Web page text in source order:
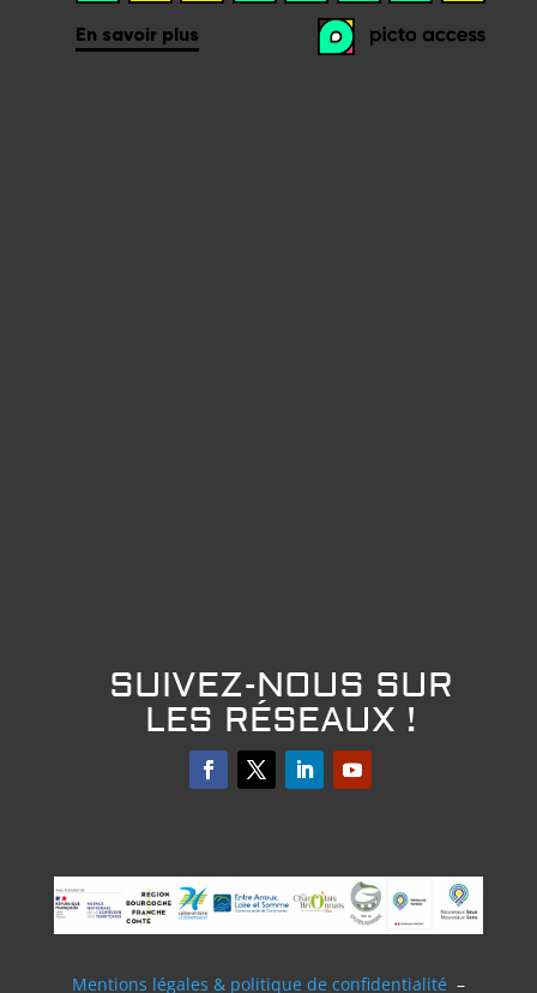
SUIVEZ-NOUS SUR
LES RÉSEAUX !
Mentions légales & politique de confidentialité –